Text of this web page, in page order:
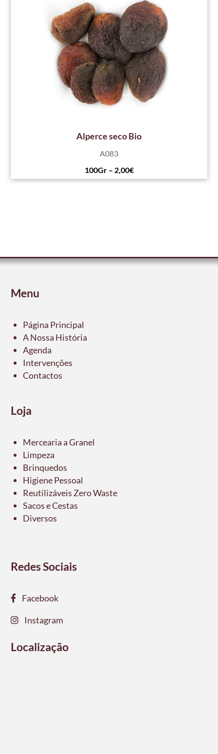
Alperce seco Bio
A083
100Gr – 2,00€
Menu
Página Principal
A Nossa História
Agenda
Intervenções
Contactos
Loja
Mercearia a Granel
Limpeza
Brinquedos
Higiene Pessoal
Reutilizáveis Zero Waste
Sacos e Cestas
Diversos
Redes Sociais
Facebook
Instagram
Localização